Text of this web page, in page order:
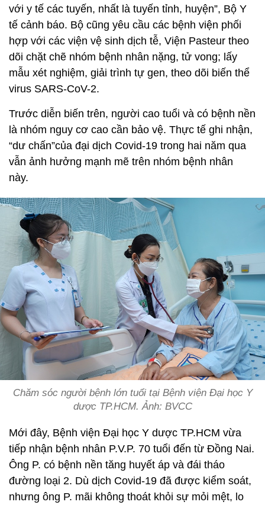
với y tế các tuyến, nhất là tuyến tỉnh, huyện”, Bộ Y
tế cảnh báo. Bộ cũng yêu cầu các bệnh viện phối
hợp với các viện vệ sinh dịch tễ, Viện Pasteur theo
dõi chặt chẽ nhóm bệnh nhân nặng, tử vong; lấy
mẫu xét nghiệm, giải trình tự gen, theo dõi biến thể
virus SARS-CoV-2.
Trước diễn biến trên, người cao tuổi và có bệnh nền
là nhóm nguy cơ cao cần bảo vệ. Thực tế ghi nhận,
“dư chấn”của đại dịch Covid-19 trong hai năm qua
vẫn ảnh hưởng mạnh mẽ trên nhóm bệnh nhân
này.
Chăm sóc người bệnh lớn tuổi tại Bệnh viện Đại học Y
dược TP.HCM. Ảnh: BVCC
Mới đây, Bệnh viện Đại học Y dược TP.HCM vừa
tiếp nhận bệnh nhân P.V.P. 70 tuổi đến từ Đồng Nai.
Ông P. có bệnh nền tăng huyết áp và đái tháo
đường loại 2. Dù dịch Covid-19 đã được kiểm soát,
nhưng ông P. mãi không thoát khỏi sự mỏi mệt, lo